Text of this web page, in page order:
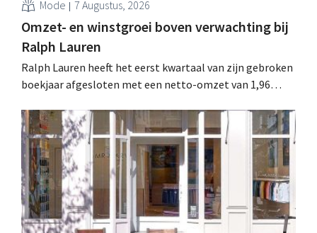
Mode 7 Augustus, 2026
Omzet- en winstgroei boven verwachting bij
Ralph Lauren
Ralph Lauren heeft het eerst kwartaal van zijn gebroken
boekjaar afgesloten met een netto-omzet van 1,96
is dan een jaar eerder. Na die beter dan verwachte start
verhoogt het bedrijf ook zijn vooruitzichten voor het
volledige boekjaar.